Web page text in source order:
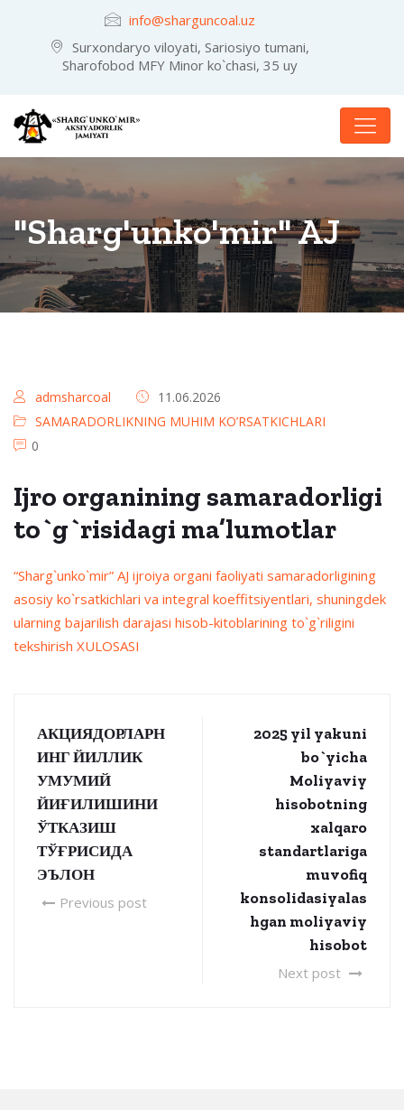
info@sharguncoal.uz
Surxondaryo viloyati, Sariosiyo tumani,
Sharofobod MFY Minor ko`chasi, 35 uy
"Sharg'unko'mir" AJ
admsharcoal
11.06.2026
SAMARADORLIKNING MUHIM KO’RSATKICHLARI
0
Ijro organining samaradorligi
to`g`risidagi ma’lumotlar
“Sharg`unko`mir” AJ ijroiya organi faoliyati samaradorligining
asosiy ko`rsatkichlari va integral koeffitsiyentlari, shuningdek
ularning bajarilish darajasi hisob-kitoblarining to`g`riligini
tekshirish XULOSASI
АКЦИЯДОРЛАРН
ИНГ ЙИЛЛИК
УМУМИЙ
ЙИҒИЛИШИНИ
ЎТКАЗИШ
ТЎҒРИСИДА
ЭЪЛОН
Previous post
2025 yil yakuni
bo`yicha
Moliyaviy
hisobotning
xalqaro
standartlariga
muvofiq
konsolidasiyalas
hgan moliyaviy
hisobot
Next post